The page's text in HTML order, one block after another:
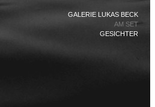
GALERIE LUKAS BECK
AM SET
GESICHTER